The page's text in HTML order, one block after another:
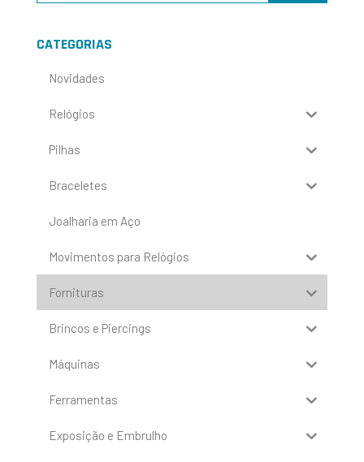
CATEGORIAS
Novidades
Relógios
Pilhas
Braceletes
Joalharia em Aço
Movimentos para Relógios
Fornituras
Brincos e Piercings
Máquinas
Ferramentas
Exposição e Embrulho